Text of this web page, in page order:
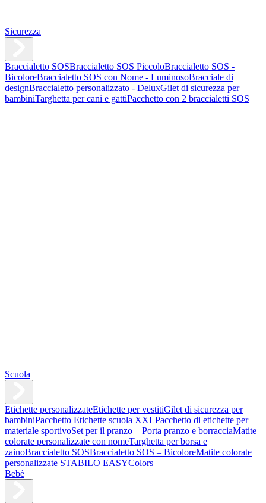
Sicurezza
Braccialetto SOSBraccialetto SOS PiccoloBraccialetto SOS -
BicoloreBraccialetto SOS con Nome - LuminosoBracciale di
designBraccialetto personalizzato - DeluxGilet di sicurezza per
bambiniTarghetta per cani e gattiPacchetto con 2 braccialetti SOS
Scuola
Etichette personalizzateEtichette per vestitiGilet di sicurezza per
bambiniPacchetto Etichette scuola XXLPacchetto di etichette per
materiale sportivoSet per il pranzo – Porta pranzo e borracciaMatite
colorate personalizzate con nomeTarghetta per borsa e
zainoBraccialetto SOSBraccialetto SOS – BicoloreMatite colorate
personalizzate STABILO EASYColors
Bebè